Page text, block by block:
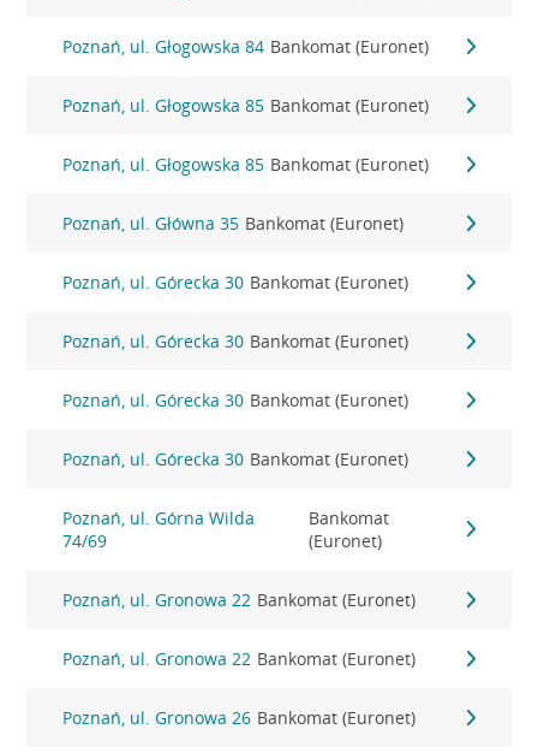
Poznań, ul. Głogowska 84 Bankomat (Euronet)
Poznań, ul. Głogowska 85 Bankomat (Euronet)
Poznań, ul. Głogowska 85 Bankomat (Euronet)
Poznań, ul. Główna 35 Bankomat (Euronet)
Poznań, ul. Górecka 30 Bankomat (Euronet)
Poznań, ul. Górecka 30 Bankomat (Euronet)
Poznań, ul. Górecka 30 Bankomat (Euronet)
Poznań, ul. Górecka 30 Bankomat (Euronet)
Poznań, ul. Górna Wilda
74/69
Bankomat
(Euronet)
Poznań, ul. Gronowa 22 Bankomat (Euronet)
Poznań, ul. Gronowa 22 Bankomat (Euronet)
Poznań, ul. Gronowa 26 Bankomat (Euronet)